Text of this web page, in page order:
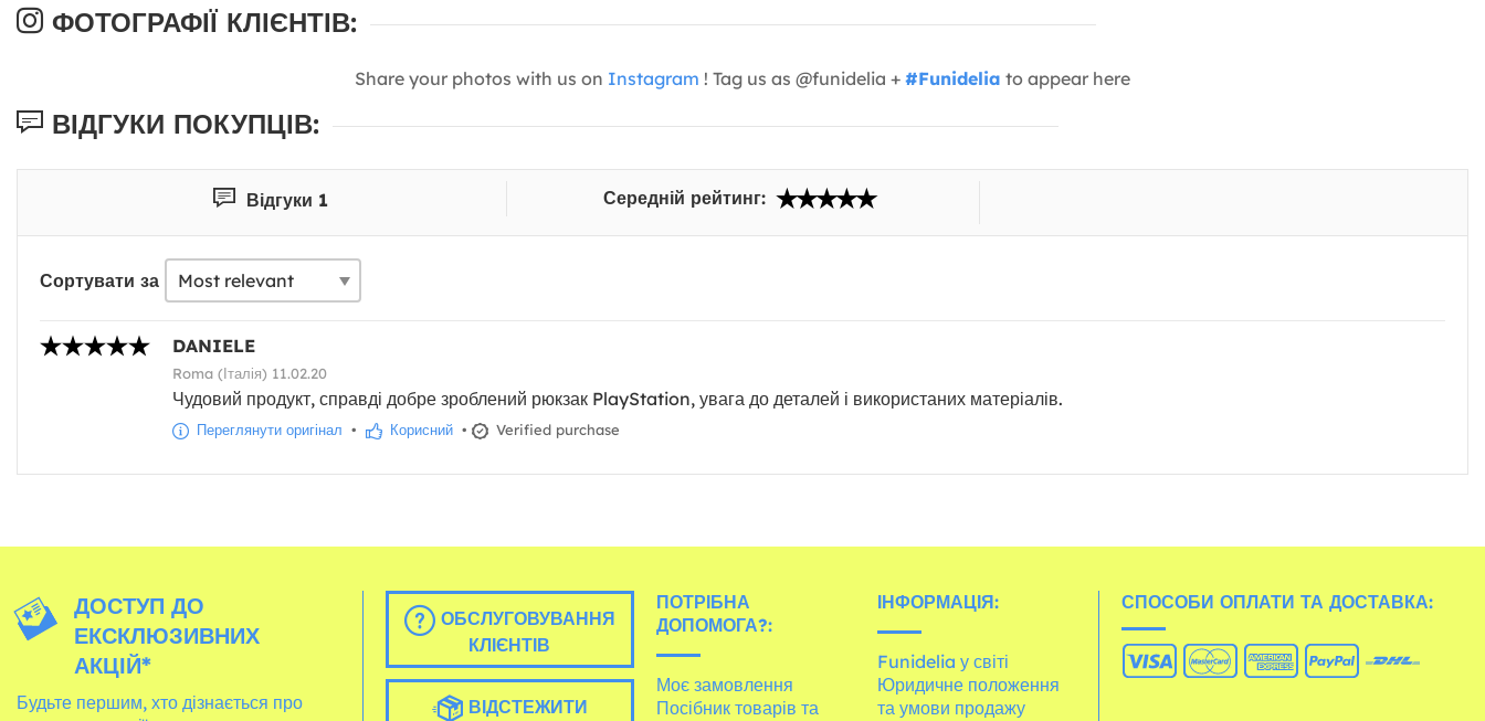
ФОТОГРАФІЇ КЛІЄНТІВ:
Share your photos with us on Instagram ! Tag us as @funidelia + #Funidelia to appear here
ВІДГУКИ ПОКУПЦІВ:
Відгуки 1 Середній рейтинг:
Сортувати за
DANIELE
Roma (Італія) 11.02.20
Чудовий продукт, справді добре зроблений рюкзак PlayStation, увага до деталей і використаних матеріалів.
Переглянути оригінал • Корисний • Verified purchase
ДОСТУП ДО
ЕКСКЛЮЗИВНИХ
АКЦІЙ*
Будьте першим, хто дізнається про
ОБСЛУГОВУВАННЯ
КЛІЄНТІВ
ВІДСТЕЖИТИ
ПОТРІБНА
ДОПОМОГА?:
Моє замовлення
Посібник товарів та
ІНФОРМАЦІЯ:
Funidelia у світі
Юридичне положення
та умови продажу
СПОСОБИ ОПЛАТИ ТА ДОСТАВКА: